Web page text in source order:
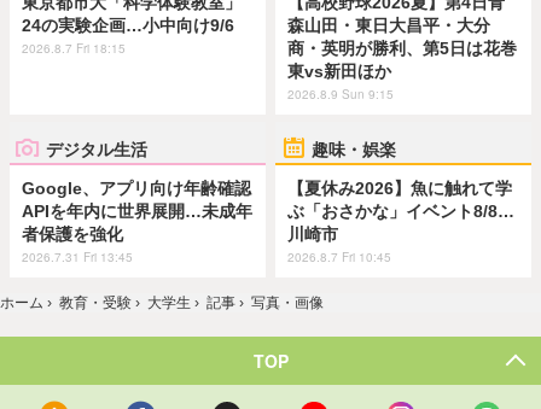
24の実験企画…小中向け9/6
2026.8.7 Fri 18:15
森山田・東日大昌平・大分
商・英明が勝利、第5日は花巻
東vs新田ほか
2026.8.9 Sun 9:15
デジタル生活
Google、アプリ向け年齢確認
APIを年内に世界展開…未成年
者保護を強化
2026.7.31 Fri 13:45
趣味・娯楽
【夏休み2026】魚に触れて学
ぶ「おさかな」イベント8/8…
川崎市
2026.8.7 Fri 10:45
ホーム › 教育・受験 › 大学生 › 記事 › 写真・画像
TOP